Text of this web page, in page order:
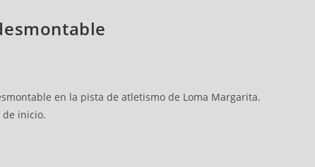
en la pista de atletismo de Loma Margarita.
de inicio.